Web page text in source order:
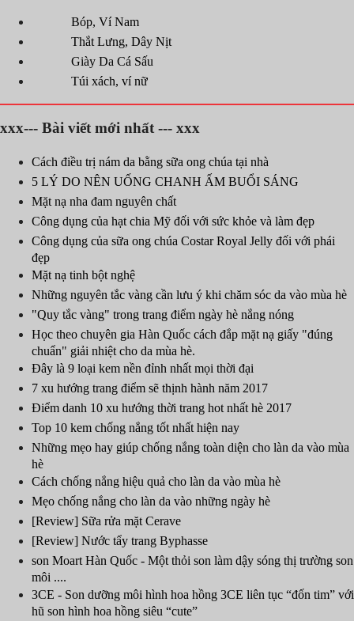
Bóp, Ví Nam
Thắt Lưng, Dây Nịt
Giày Da Cá Sấu
Túi xách, ví nữ
xxx--- Bài viết mới nhất --- xxx
Cách điều trị nám da bằng sữa ong chúa tại nhà
5 LÝ DO NÊN UỐNG CHANH ẤM BUỔI SÁNG
Mặt nạ nha đam nguyên chất
Công dụng của hạt chia Mỹ đối với sức khỏe và làm đẹp
Công dụng của sữa ong chúa Costar Royal Jelly đối với phái
đẹp
Mặt nạ tinh bột nghệ
Những nguyên tắc vàng cần lưu ý khi chăm sóc da vào mùa hè
"Quy tắc vàng" trong trang điểm ngày hè nắng nóng
Học theo chuyên gia Hàn Quốc cách đắp mặt nạ giấy "đúng
chuẩn" giải nhiệt cho da mùa hè.
Đây là 9 loại kem nền đỉnh nhất mọi thời đại
7 xu hướng trang điểm sẽ thịnh hành năm 2017
Điểm danh 10 xu hướng thời trang hot nhất hè 2017
Top 10 kem chống nắng tốt nhất hiện nay
Những mẹo hay giúp chống nắng toàn diện cho làn da vào mùa
hè
Cách chống nắng hiệu quả cho làn da vào mùa hè
Mẹo chống nắng cho làn da vào những ngày hè
[Review] Sữa rửa mặt Cerave
[Review] Nước tẩy trang Byphasse
son Moart Hàn Quốc - Một thỏi son làm dậy sóng thị trường son
môi ....
3CE - Son dưỡng môi hình hoa hồng 3CE liên tục “đốn tim” với
hũ son hình hoa hồng siêu “cute”